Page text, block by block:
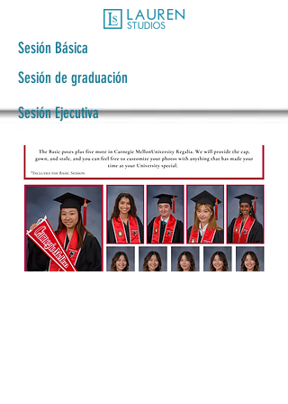
Sesión Básica
Sesión de graduación
Sesión Ejecutiva